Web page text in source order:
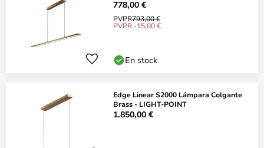
778,00 €
PVPR793,00 €
PVPR -15,00 €
En stock
Edge Linear S2000 Lámpara Colgante
Brass - LIGHT-POINT
1.850,00 €